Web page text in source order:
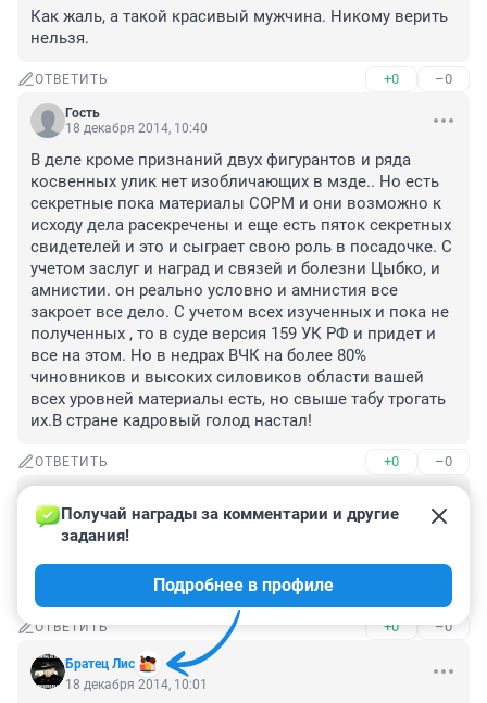
Как жаль, а такой красивый мужчина. Никому верить
нельзя.
ОТВЕТИТЬ +0 –0
Гость
18 декабря 2014, 10:40
В деле кроме признаний двух фигурантов и ряда
косвенных улик нет изобличающих в мзде.. Но есть
секретные пока материалы СОРМ и они возможно к
исходу дела расекречены и еще есть пяток секретных
свидетелей и это и сыграет свою роль в посадочке. С
учетом заслуг и наград и связей и болезни Цыбко, и
амнистии. он реально условно и амнистия все
закроет все дело. С учетом всех изученных и пока не
полученных , то в суде версия 159 УК РФ и придет и
все на этом. Но в недрах ВЧК на более 80%
чиновников и высоких силовиков области вашей
всех уровней материалы есть, но свыше табу трогать
их.В стране кадровый голод настал!
ОТВЕТИТЬ +0 –0
18 декабря 2014, 10:07
Тут Путин в своем последнем обращении заявил, что
всех спекулянтов и воров он знает. Это потому, что
они рядом с ним сидят? А дальше что?
ОТВЕТИТЬ +0 –0
Братец Лис
Получай награды за комментарии и другие
задания!
Подробнее в профиле
18 декабря 2014, 10:01